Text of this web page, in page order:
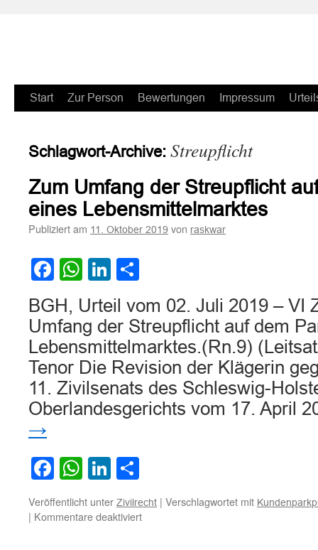
Zum
springen
Start Zur Person Bewertungen Impressum
Schlagwort-Archive: Streupflicht
Zum Umfang der Streupflicht
eines Lebensmittelmarktes
Publiziert am 11. Oktober 2019 von raskwar
Facebook
WhatsApp
LinkedIn
BGH, Urteil vom 02. Juli 2019 – VI
Umfang der Streupflicht auf dem
Lebensmittelmarktes.(Rn.9)
Tenor Die Revision der Klägerin
11. Zivilsenats des Schleswig-
Oberlandesgerichts vom 17. April
→
Facebook
WhatsApp
LinkedIn
Veröffentlicht unter Zivilrecht | Verschlagwortet mit
| Kommentare deaktiviertfür